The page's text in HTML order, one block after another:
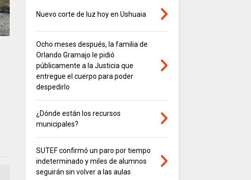
Nuevo corte de luz hoy en Ushuaia
Ocho meses después, la familia de
Orlando Gramajo le pidió
públicamente a la Justicia que
entregue el cuerpo para poder
despedirlo
¿Dónde están los recursos
municipales?
SUTEF confirmó un paro por tiempo
indeterminado y miles de alumnos
seguirán sin volver a las aulas